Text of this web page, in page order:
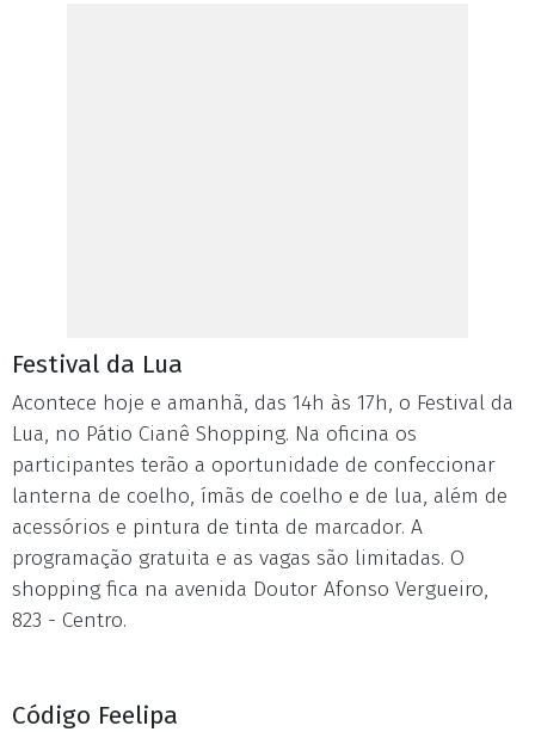
Festival da Lua
Acontece hoje e amanhã, das 14h às 17h, o Festival da
Lua, no Pátio Cianê Shopping. Na oficina os
participantes terão a oportunidade de confeccionar
lanterna de coelho, ímãs de coelho e de lua, além de
acessórios e pintura de tinta de marcador. A
programação gratuita e as vagas são limitadas. O
shopping fica na avenida Doutor Afonso Vergueiro,
823 - Centro.
Código Feelipa